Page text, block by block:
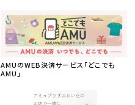
AMUのWEB決済サービス「どこでも
AMU」